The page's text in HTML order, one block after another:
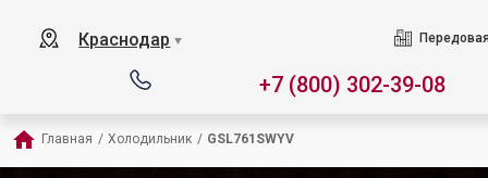
Краснодар ▼
+7 (800) 302-39-08
Главная / Холодильник / GSL761SWYV